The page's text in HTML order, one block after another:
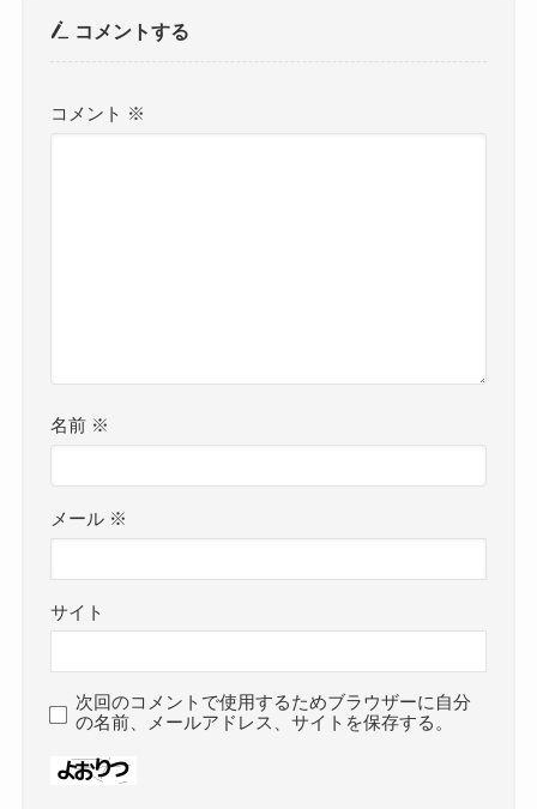
コメントする
コメント ※
名前 ※
メール ※
サイト
次回のコメントで使用するためブラウザーに自分
の名前、メールアドレス、サイトを保存する。